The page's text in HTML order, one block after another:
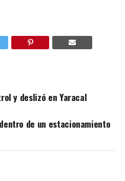
y deslizó en Yaracal
de un estacionamiento